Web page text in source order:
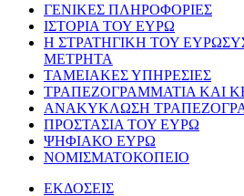
ΓΕΝΙΚΕΣ ΠΛΗΡΟΦΟΡΙΕΣ
ΙΣΤΟΡΙΑ ΤΟΥ ΕΥΡΩ
Η ΣΤΡΑΤΗΓΙΚΗ ΤΟΥ
ΜΕΤΡΗΤΑ
ΤΑΜΕΙΑΚΕΣ ΥΠΗΡΕΣΙΕΣ
ΤΡΑΠΕΖΟΓΡΑΜΜΑΤΙΑ ΚΑΙ
ΑΝΑΚΥΚΛΩΣΗ
ΠΡΟΣΤΑΣΙΑ ΤΟΥ ΕΥΡΩ
ΨΗΦΙΑΚΟ ΕΥΡΩ
ΝΟΜΙΣΜΑΤΟΚΟΠΕΙΟ
ΕΚΔΟΣΕΙΣ